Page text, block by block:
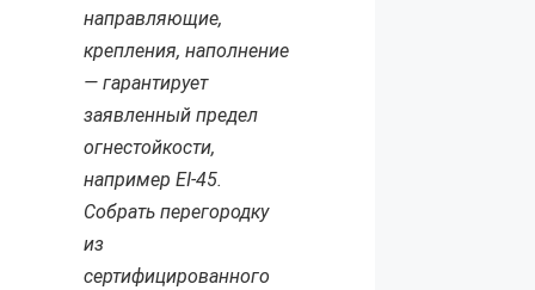
направляющие,
крепления, наполнение
— гарантирует
заявленный предел
огнестойкости,
например EI-45.
Собрать перегородку
из
сертифицированного